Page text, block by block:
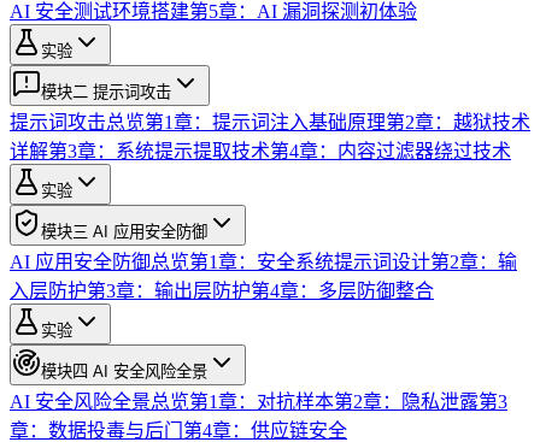
AI 安全测试环境搭建第5章：AI 漏洞探测初体验
实验
模块二 提示词攻击
提示词攻击总览第1章：提示词注入基础原理第2章：越狱技术
详解第3章：系统提示提取技术第4章：内容过滤器绕过技术
实验
模块三 AI 应用安全防御
AI 应用安全防御总览第1章：安全系统提示词设计第2章：输
入层防护第3章：输出层防护第4章：多层防御整合
实验
模块四 AI 安全风险全景
AI 安全风险全景总览第1章：对抗样本第2章：隐私泄露第3
章：数据投毒与后门 第4章：供应链安全